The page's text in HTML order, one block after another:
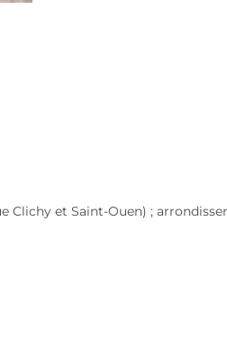
Clichy et Saint-Ouen) ;